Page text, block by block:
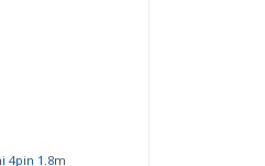
4pin 1.8m